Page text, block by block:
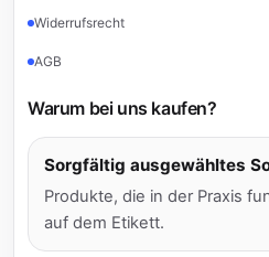
Widerrufsrecht
AGB
Warum bei uns kaufen?
Sorgfältig ausgewähltes
Produkte, die in der Praxis
auf dem Etikett.